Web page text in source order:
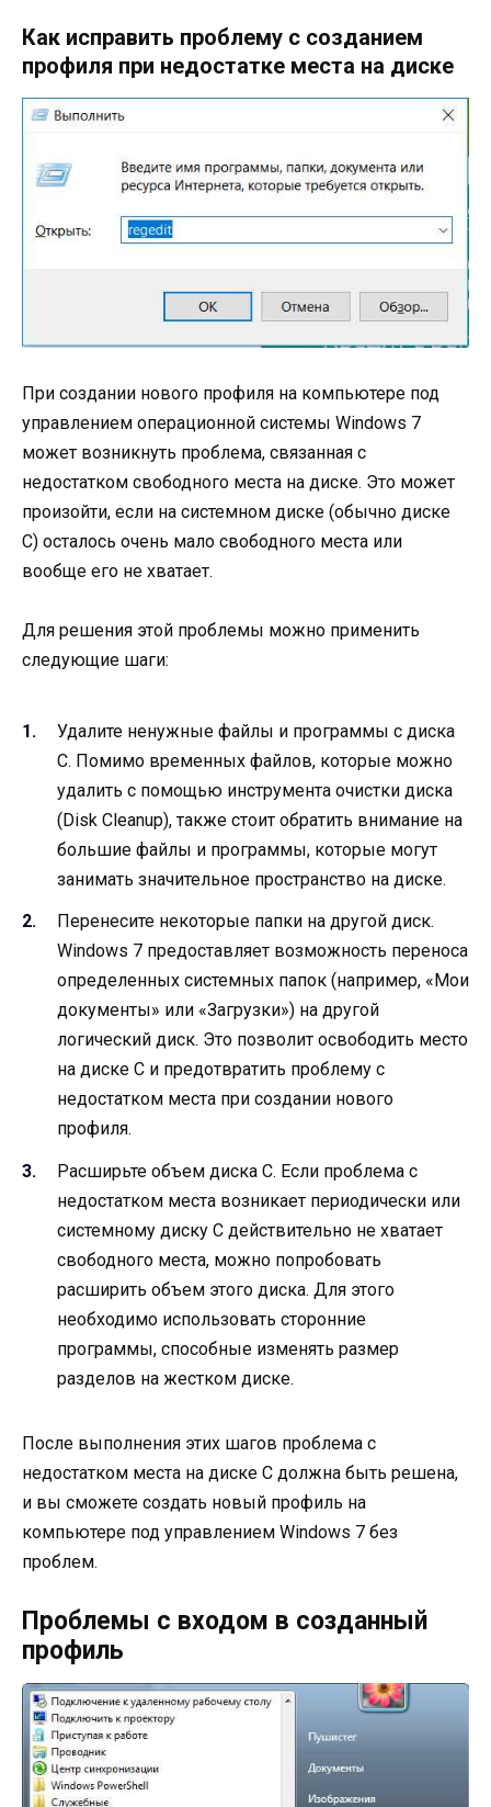
Как исправить проблему с созданием
профиля при недостатке места на диске
При создании нового профиля на компьютере под
управлением операционной системы Windows 7
может возникнуть проблема, связанная с
недостатком свободного места на диске. Это может
произойти, если на системном диске (обычно диске
C) осталось очень мало свободного места или
вообще его не хватает.
Для решения этой проблемы можно применить
следующие шаги:
Удалите ненужные файлы и программы с диска
C. Помимо временных файлов, которые можно
удалить с помощью инструмента очистки диска
(Disk Cleanup), также стоит обратить внимание на
большие файлы и программы, которые могут
занимать значительное пространство на диске.
Перенесите некоторые папки на другой диск.
Windows 7 предоставляет возможность переноса
определенных системных папок (например, «Мои
документы» или «Загрузки») на другой
логический диск. Это позволит освободить место
на диске C и предотвратить проблему с
недостатком места при создании нового
профиля.
Расширьте объем диска С. Если проблема с
недостатком места возникает периодически или
системному диску C действительно не хватает
свободного места, можно попробовать
расширить объем этого диска. Для этого
необходимо использовать сторонние
программы, способные изменять размер
разделов на жестком диске.
После выполнения этих шагов проблема с
недостатком места на диске C должна быть решена,
и вы сможете создать новый профиль на
компьютере под управлением Windows 7 без
проблем.
Проблемы с входом в созданный
профиль